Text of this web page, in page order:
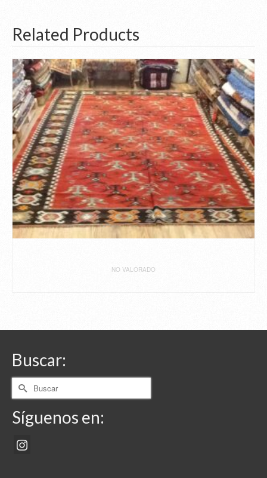
Related Products
NO VALORADO
Buscar:
Buscar
por:
Síguenos en: